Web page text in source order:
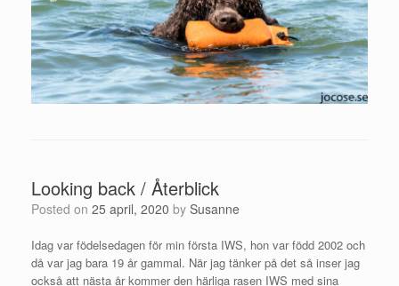
Looking back / Återblick
Posted on 25 april, 2020 by Susanne
Idag var födelsedagen för min första IWS, hon var född 2002 och
då var jag bara 19 år gammal. När jag tänker på det så inser jag
också att nästa år kommer den härliga rasen IWS med sina